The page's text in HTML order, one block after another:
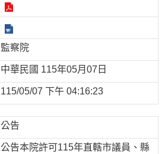
監察院
中華民國 115年05月07日
115/05/07 下午 04:16:23
公告
公告本院許可115年直轄市議員、縣